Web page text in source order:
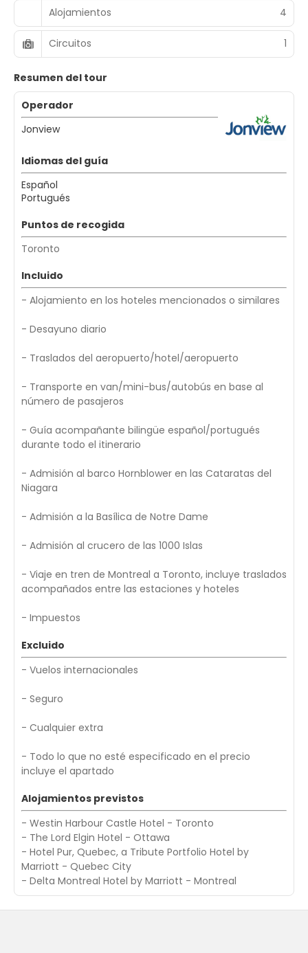
Alojamientos 4
Circuitos 1
Resumen del tour
Operador
Jonview
Idiomas del guía
Español
Portugués
Puntos de recogida
Toronto
Incluido
- Alojamiento en los hoteles mencionados o similares
- Desayuno diario
- Traslados del aeropuerto/hotel/aeropuerto
- Transporte en van/mini-bus/autobús en base al
número de pasajeros
- Guía acompañante bilingüe español/portugués
durante todo el itinerario
- Admisión al barco Hornblower en las Cataratas del
Niagara
- Admisión a la Basílica de Notre Dame
- Admisión al crucero de las 1000 Islas
- Viaje en tren de Montreal a Toronto, incluye traslados
acompañados entre las estaciones y hoteles
- Impuestos
Excluido
- Vuelos internacionales
- Seguro
- Cualquier extra
- Todo lo que no esté especificado en el precio
incluye el apartado
Alojamientos previstos
- Westin Harbour Castle Hotel - Toronto
- The Lord Elgin Hotel - Ottawa
- Hotel Pur, Quebec, a Tribute Portfolio Hotel by
Marriott - Quebec City
- Delta Montreal Hotel by Marriott - Montreal